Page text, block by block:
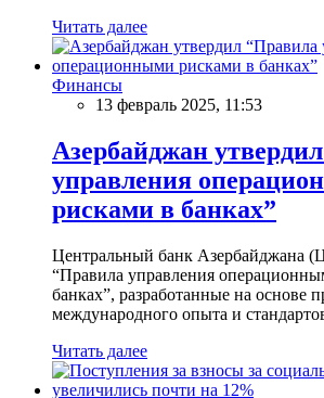
Читать далее
Финансы
13 февраль 2025, 11:53
Азербайджан
управления
рисками в банках”
Центральный банк Азербайджана
“Правила управления
банках”, разработанные на основе
международного опыта и
Читать далее